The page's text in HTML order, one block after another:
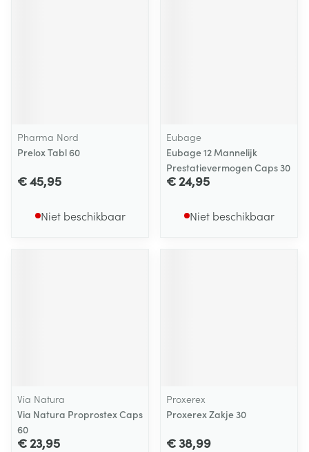
Pharma Nord
Prelox Tabl 60
€ 45,95
Niet beschikbaar
Eubage
Eubage 12 Mannelijk
Prestatievermogen Caps 30
€ 24,95
Niet beschikbaar
Via Natura
Via Natura Proprostex Caps
60
€ 23,95
Proxerex
Proxerex Zakje 30
€ 38,99